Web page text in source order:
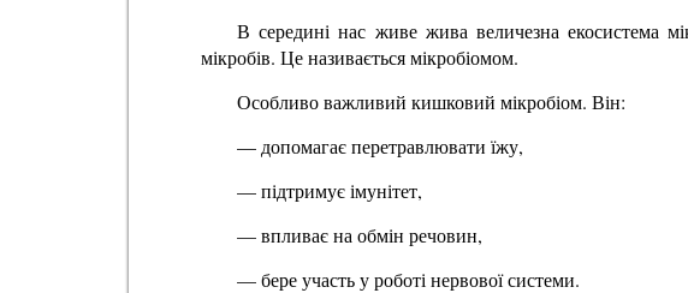
В середині нас живе жива величезна екосистема
мікробів. Це називається мікробіомом.
Особливо важливий кишковий мікробіом. Він:
— допомагає перетравлювати їжу,
— підтримує імунітет,
— впливає на обмін речовин,
— бере участь у роботі нервової системи.